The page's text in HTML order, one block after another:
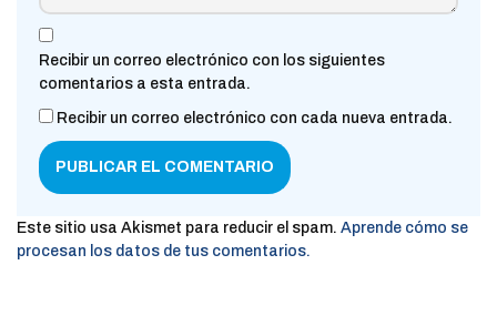
Recibir un correo electrónico con los siguientes
comentarios a esta entrada.
Recibir un correo electrónico con cada nueva entrada.
Este sitio usa Akismet para reducir el spam. Aprende cómo se
procesan los datos de tus comentarios.